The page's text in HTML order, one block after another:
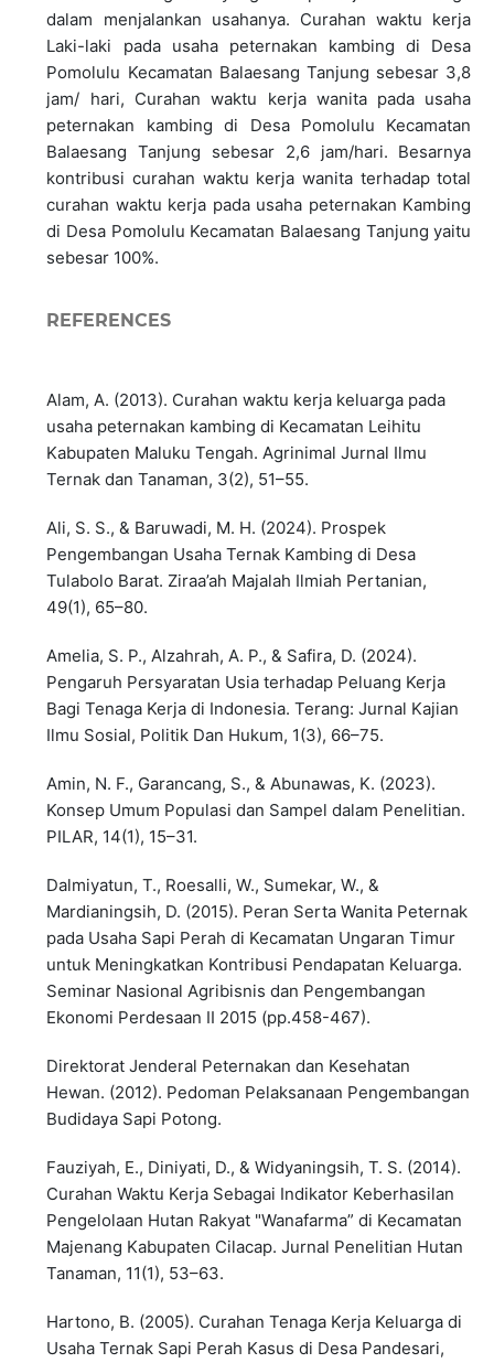
dalam menjalankan usahanya. Curahan waktu kerja
Laki-laki pada usaha peternakan kambing di Desa
Pomolulu Kecamatan Balaesang Tanjung sebesar 3,8
jam/ hari, Curahan waktu kerja wanita pada usaha
peternakan kambing di Desa Pomolulu Kecamatan
Balaesang Tanjung sebesar 2,6 jam/hari. Besarnya
kontribusi curahan waktu kerja wanita terhadap total
curahan waktu kerja pada usaha peternakan Kambing
di Desa Pomolulu Kecamatan Balaesang Tanjung yaitu
sebesar 100%.
REFERENCES
Alam, A. (2013). Curahan waktu kerja keluarga pada
usaha peternakan kambing di Kecamatan Leihitu
Kabupaten Maluku Tengah. Agrinimal Jurnal Ilmu
Ternak dan Tanaman, 3(2), 51–55.
Ali, S. S., & Baruwadi, M. H. (2024). Prospek
Pengembangan Usaha Ternak Kambing di Desa
Tulabolo Barat. Ziraa’ah Majalah Ilmiah Pertanian,
49(1), 65–80.
Amelia, S. P., Alzahrah, A. P., & Safira, D. (2024).
Pengaruh Persyaratan Usia terhadap Peluang Kerja
Bagi Tenaga Kerja di Indonesia. Terang: Jurnal Kajian
Ilmu Sosial, Politik Dan Hukum, 1(3), 66–75.
Amin, N. F., Garancang, S., & Abunawas, K. (2023).
Konsep Umum Populasi dan Sampel dalam Penelitian.
PILAR, 14(1), 15–31.
Dalmiyatun, T., Roesalli, W., Sumekar, W., &
Mardianingsih, D. (2015). Peran Serta Wanita Peternak
pada Usaha Sapi Perah di Kecamatan Ungaran Timur
untuk Meningkatkan Kontribusi Pendapatan Keluarga.
Seminar Nasional Agribisnis dan Pengembangan
Ekonomi Perdesaan II 2015 (pp.458-467).
Direktorat Jenderal Peternakan dan Kesehatan
Hewan. (2012). Pedoman Pelaksanaan Pengembangan
Budidaya Sapi Potong.
Fauziyah, E., Diniyati, D., & Widyaningsih, T. S. (2014).
Curahan Waktu Kerja Sebagai Indikator Keberhasilan
Pengelolaan Hutan Rakyat "Wanafarma” di Kecamatan
Majenang Kabupaten Cilacap. Jurnal Penelitian Hutan
Tanaman, 11(1), 53–63.
Hartono, B. (2005). Curahan Tenaga Kerja Keluarga di
Usaha Ternak Sapi Perah Kasus di Desa Pandesari,